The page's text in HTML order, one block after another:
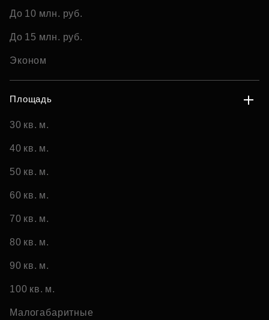
До 10 млн. руб.
До 15 млн. руб.
Эконом
Площадь
30 кв. м.
40 кв. м.
50 кв. м.
60 кв. м.
70 кв. м.
80 кв. м.
90 кв. м.
100 кв. м.
Малогабаритные